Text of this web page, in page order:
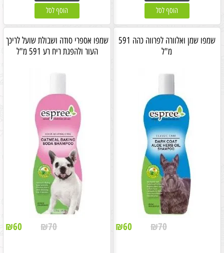
הוסף לסל הוסף לסל
שמפו שמן ואלוורה לפרווה כהה 591
מ"ל
₪70
₪60
שמפו אספרי סודה ושבולת שועל לריכך
העור ולהפגת ריח רע 591 מ"ל
₪70
₪60